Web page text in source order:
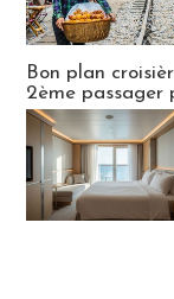
Bon plan
2ème passager